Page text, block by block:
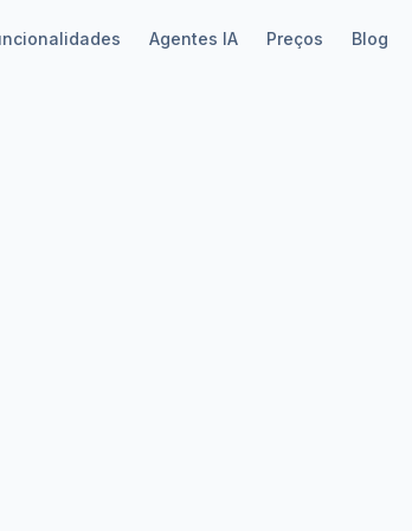
Agentes IA Preços Blog